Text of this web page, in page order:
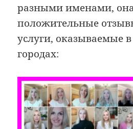
разными именами, она
положительные
услуги, оказываемые
городах: